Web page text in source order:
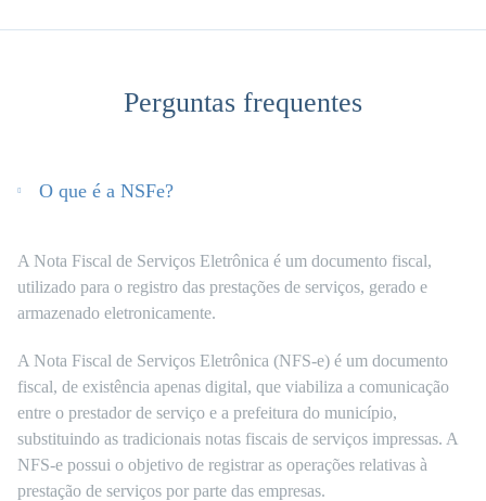
Perguntas frequentes
O que é a NSFe?
A Nota Fiscal de Serviços Eletrônica é um documento fiscal,
utilizado para o registro das prestações de serviços, gerado e
armazenado eletronicamente.
A Nota Fiscal de Serviços Eletrônica (NFS-e) é um documento
fiscal, de existência apenas digital, que viabiliza a comunicação
entre o prestador de serviço e a prefeitura do município,
substituindo as tradicionais notas fiscais de serviços impressas. A
NFS-e possui o objetivo de registrar as operações relativas à
prestação de serviços por parte das empresas.